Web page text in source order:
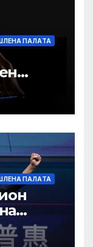
ПАЛAТА
ПАЛAТА